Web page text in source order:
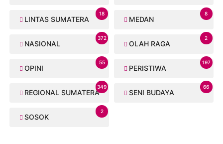
LINTAS SUMATERA
18
MEDAN
8
NASIONAL
372
OLAH RAGA
2
OPINI
55
PERISTIWA
197
REGIONAL SUMATERA
349
SENI BUDAYA
66
SOSOK
2